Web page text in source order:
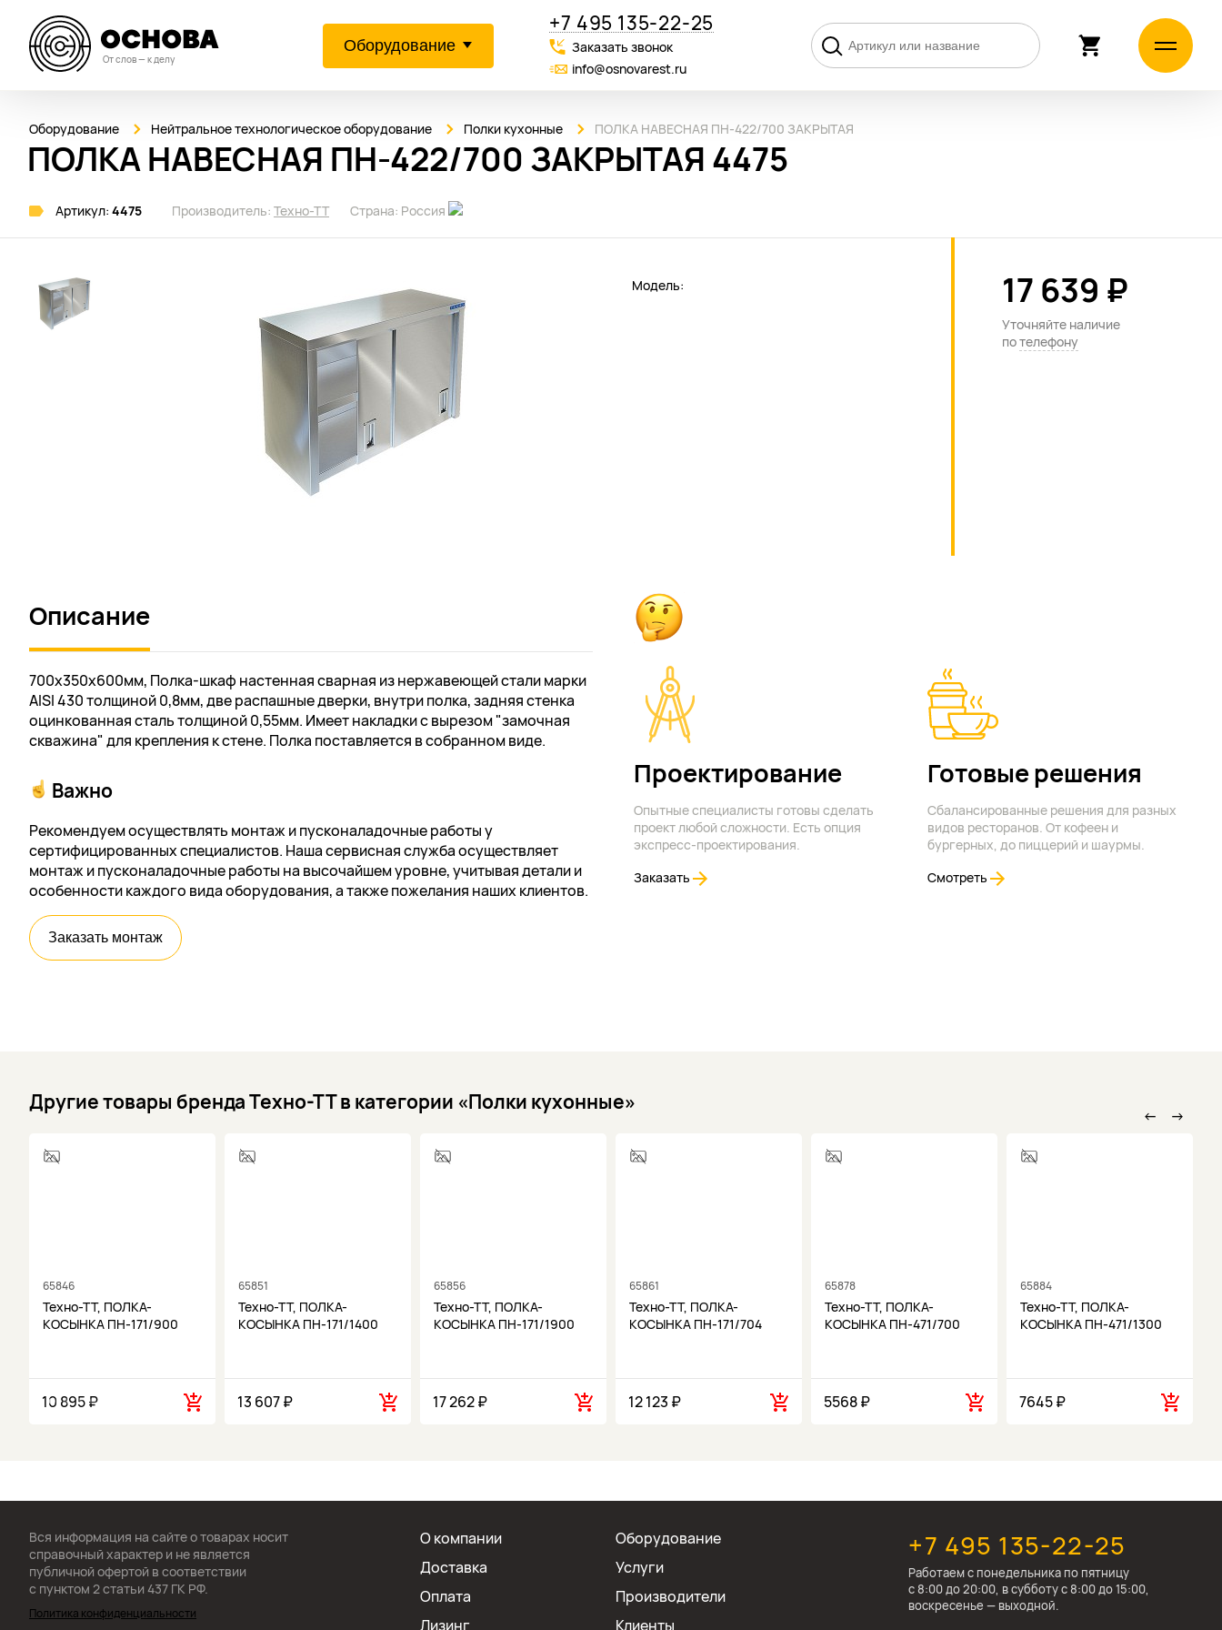
От слов — к делу
Оборудование
+7 495 135-22-25
Заказать звонок
info@osnovarest.ru
Оборудование Нейтральное технологическое оборудование Полки кухонные ПОЛКА НАВЕСНАЯ ПН-422/700 ЗАКРЫТАЯ
ПОЛКА НАВЕСНАЯ ПН-422/700 ЗАКРЫТАЯ 4475
Артикул: 4475 Производитель: Техно-ТТ Страна: Россия
Модель: 17 639 ₽
Уточняйте наличие
потелефону
Описание
700х350х600мм, Полка-шкаф настенная сварная из нержавеющей стали марки
AISI 430 толщиной 0,8мм, две распашные дверки, внутри полка, задняя стенка
оцинкованная сталь толщиной 0,55мм. Имеет накладки с вырезом "замочная
скважина" для крепления к стене. Полка поставляется в собранном виде.
Важно
Рекомендуем осуществлять монтаж и пусконаладочные работы у
сертифицированных специалистов. Наша сервисная служба осуществляет
монтаж и пусконаладочные работы на высочайшем уровне, учитывая детали и
особенности каждого вида оборудования, а также пожелания наших клиентов.
Заказать монтаж
Проектирование
Опытные специалисты готовы сделать
проект любой сложности. Есть опция
экспресс-проектирования.
Заказать
Готовые решения
Сбалансированные решения для разных
видов ресторанов. От кофеен и
бургерных, до пиццерий и шаурмы.
Смотреть
Другие товары бренда Техно-ТТ в категории «Полки кухонные»
←
65846
Техно-ТТ, ПОЛКА-
КОСЫНКА ПН-171/900
10 895 ₽
65851
Техно-ТТ, ПОЛКА-
КОСЫНКА ПН-171/1400
13 607 ₽
65856
Техно-ТТ, ПОЛКА-
КОСЫНКА ПН-171/1900
17 262 ₽
65861
Техно-ТТ, ПОЛКА-
КОСЫНКА ПН-171/704
12 123 ₽
65878
Техно-ТТ, ПОЛКА-
КОСЫНКА ПН-471/700
5568 ₽
65884
Техно-ТТ, ПОЛКА-
КОСЫНКА ПН-471/1300
7645 ₽
→
Вся информация на сайте о товарах носит
справочный характер и не является
публичной офертой в соответствии
с пунктом 2 статьи 437 ГК РФ.
Политика конфиденциальности
О компании
Доставка
Оплата
Лизинг
Оборудование
Услуги
Производители
Клиенты
+7 495 135-22-25
Работаем c понедельника по пятницу
с 8:00 до 20:00, в субботу с 8:00 до 15:00,
воскресенье — выходной.